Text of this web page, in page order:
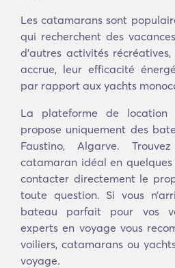
Les catamarans sont
qui recherchent des
d'autres activités
accrue, leur efficacité
par rapport aux yachts
La plateforme de location
propose uniquement des
Faustino, Algarve.
catamaran idéal en quelques
contacter directement le
toute question. Si vous
bateau parfait pour vos
experts en voyage vous
voiliers, catamarans ou
voyage.